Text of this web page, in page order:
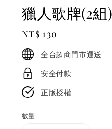
獵人歌牌(2組)
Regular
price
NT$ 130
全台超商門市運送
安全付款
正版授權
數量